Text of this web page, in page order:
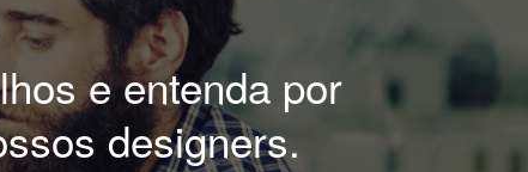
e entenda por
designers.